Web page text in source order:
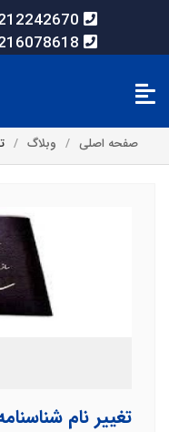
صفحه اصلی وبلاگ
تغییر نام